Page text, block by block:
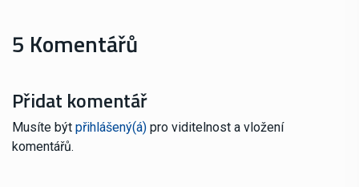
5 Komentářů
Přidat komentář
Musíte být přihlášený(á) pro viditelnost a vložení
komentářů.